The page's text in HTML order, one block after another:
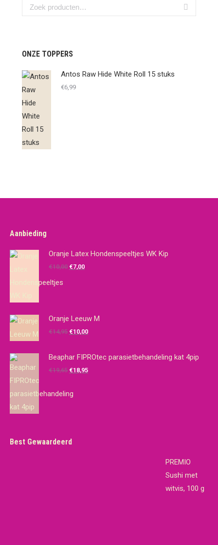
ONZE TOPPERS
Antos Raw Hide White Roll 15 stuks
€6,99
Aanbieding
Oranje Latex Hondenspeeltjes WK Kip
€10,00 Oorspronkelijke
€7,00Huidige
Oranje Leeuw M
€14,95 Oorspronkelijke
was:
€14,95.
€10,00Huidige
is:
€10,00.
Beaphar FIPROtec parasietbehandeling kat 4pip
€19,65 Oorspronkelijke
was:
€18,95Huidige
Best Gewaardeerd
PREMIO
Sushi met
witvis, 100 g